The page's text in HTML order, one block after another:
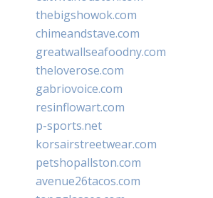
thebigshowok.com
chimeandstave.com
greatwallseafoodny.com
theloverose.com
gabriovoice.com
resinflowart.com
p-sports.net
korsairstreetwear.com
petshopallston.com
avenue26tacos.com